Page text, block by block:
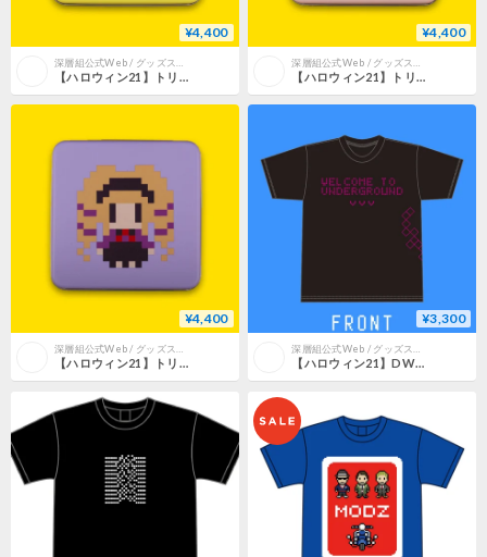
¥4,400
【ハロウィン21】トリーツセット【クッコロ・セツ】
¥4,400
【ハロウィン21】トリーツセット【なまほしちゃん】
¥4,400
【ハロウィン21】トリーツセット【DWU】
¥3,300
【ハロウィン21】DWU "Welcome to Underground" Tシャツ